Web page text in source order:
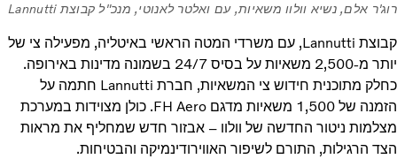
רוג'ר אלם, נשיא וולוו משאיות, עם ואלטר לאנוטי, מנכ"ל קבוצת Lannutti
קבוצת Lannutti, עם משרדי המטה הראשי באיטליה, מפעילה צי של
יותר מ-2,500 משאיות על בסיס 24/7 בשמונה מדינות באירופה.
כחלק מתוכנית חידוש צי המשאיות, חברת Lannutti חתמה על
הזמנה של 1,500 משאיות מדגם FH Aero. כולן מצוידות במערכת
מצלמות ניטור החדשה של וולוו – אבזור חדש שמחליף את מראות
הצד הרגילות, התורם לשיפור האווירודינמיקה והבטיחות.